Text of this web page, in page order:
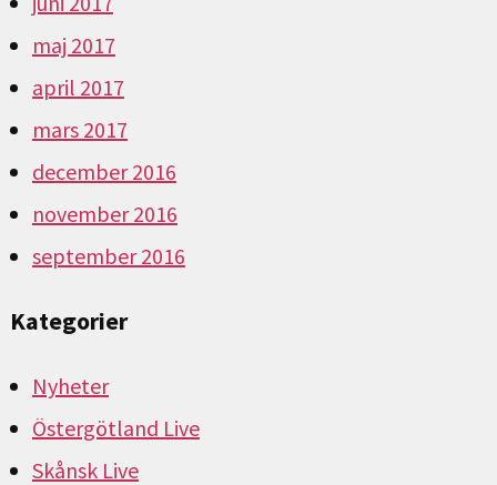
maj 2017
april 2017
mars 2017
december 2016
november 2016
september 2016
Kategorier
Nyheter
Östergötland Live
Skånsk Live